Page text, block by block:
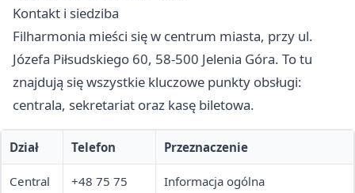
Kontakt i siedziba
Filharmonia mieści się w centrum miasta, przy ul.
Józefa Piłsudskiego 60, 58-500 Jelenia Góra. To tu
znajdują się wszystkie kluczowe punkty obsługi:
centrala, sekretariat oraz kasę biletowa.
Dział Telefon Przeznaczenie
Central
+48 75 75
Informacja ogólna